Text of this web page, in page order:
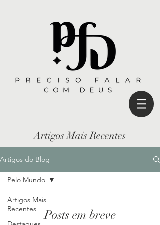
Artigos Mais Recentes
Artigos do Blog
Artigos Mais
Recentes
Pelo Mundo
Posts em breve